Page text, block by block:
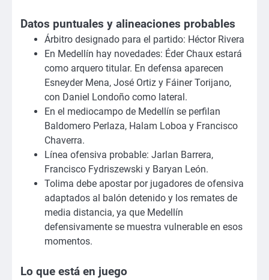
Datos puntuales y alineaciones probables
Árbitro designado para el partido: Héctor Rivera
En Medellín hay novedades: Éder Chaux estará
como arquero titular. En defensa aparecen
Esneyder Mena, José Ortiz y Fáiner Torijano,
con Daniel Londoño como lateral.
En el mediocampo de Medellín se perfilan
Baldomero Perlaza, Halam Loboa y Francisco
Chaverra.
Línea ofensiva probable: Jarlan Barrera,
Francisco Fydriszewski y Baryan León.
Tolima debe apostar por jugadores de ofensiva
adaptados al balón detenido y los remates de
media distancia, ya que Medellín
defensivamente se muestra vulnerable en esos
momentos.
Lo que está en juego